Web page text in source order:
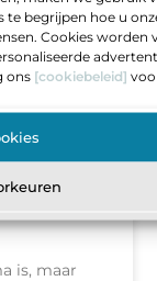
te begrijpen hoe u
Cookies worden
ons [cookiebeleid]
is, maar